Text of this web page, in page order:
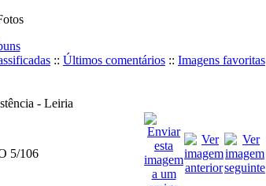
:: Últimos comentários :: Imagens favoritas
- Leiria
5/106